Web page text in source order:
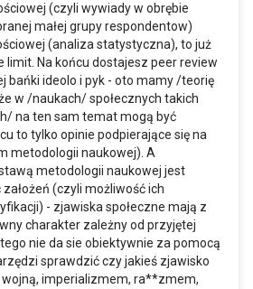
(czyli wywiady w obrębie
małej grupy respondentow)
(analiza statystyczna), to już
limit. Na końcu dostajesz peer review
bańki ideolo i pyk - oto mamy /teorię
w /naukach/ społecznych takich
na ten sam temat mogą być
to tylko opinie podpierające się na
metodologii naukowej). A
metodologii naukowej jest
(czyli możliwość ich
- zjawiska społeczne mają z
charakter zależny od przyjętej
nie da sie obiektywnie za pomocą
sprawdzić czy jakieś zjawisko
imperializmem, ra**zmem,